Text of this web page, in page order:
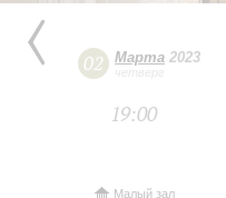
02 Марта 2023
четверг
19:00
Малый зал